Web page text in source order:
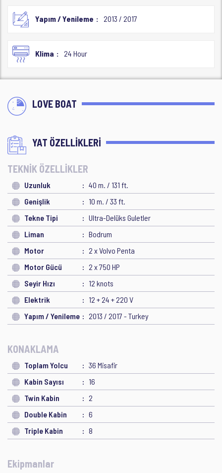
Yapım / Yenileme 2013 / 2017
Klima 24 Hour
LOVE BOAT
YAT ÖZELLİKLERİ
TEKNİK ÖZELLİKLER
Uzunluk
40 m. / 131 ft.
Genişlik
10 m. / 33 ft.
Tekne Tipi
Ultra-Delüks Guletler
Liman
Bodrum
Motor
2 x Volvo Penta
Motor Gücü
2 x 750 HP
Seyir Hızı
12 knots
Elektrik
12 + 24 + 220 V
Yapım / Yenileme
2013 / 2017 - Turkey
KONAKLAMA
Toplam Yolcu
36 Misafir
Kabin Sayısı
16
Twin Kabin
2
Double Kabin
6
Triple Kabin
8
Ekipmanlar